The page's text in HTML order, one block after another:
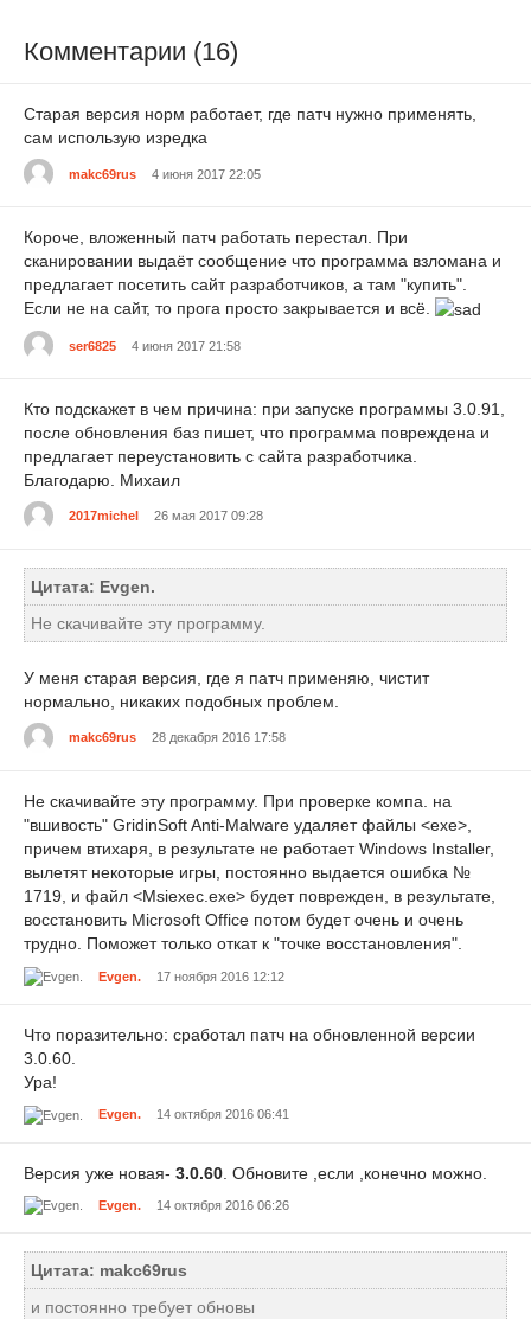
Комментарии (16)
Старая версия норм работает, где патч нужно применять,
сам использую изредка
makc69rus 4 июня 2017 22:05
Короче, вложенный патч работать перестал. При
сканировании выдаёт сообщение что программа взломана и
предлагает посетить сайт разработчиков, а там "купить".
Если не на сайт, то прога просто закрывается и всё.
ser6825 4 июня 2017 21:58
Кто подскажет в чем причина: при запуске программы 3.0.91,
после обновления баз пишет, что программа повреждена и
предлагает переустановить с сайта разработчика.
Благодарю. Михаил
2017michel 26 мая 2017 09:28
Цитата: Evgen.
Не скачивайте эту программу.
У меня старая версия, где я патч применяю, чистит
нормально, никаких подобных проблем.
makc69rus 28 декабря 2016 17:58
Не скачивайте эту программу. При проверке компа. на
"вшивость" GridinSoft Anti-Malware удаляет файлы <exe>,
причем втихаря, в результате не работает Windows Installer,
вылетят некоторые игры, постоянно выдается ошибка №
1719, и файл <Msiexec.exe> будет поврежден, в результате,
восстановить Microsoft Office потом будет очень и очень
трудно. Поможет только откат к "точке восстановления".
Evgen. 17 ноября 2016 12:12
Что поразительно: сработал патч на обновленной версии
3.0.60.
Ура!
Evgen. 14 октября 2016 06:41
Версия уже новая- 3.0.60 . Обновите ,если ,конечно можно.
Evgen. 14 октября 2016 06:26
Цитата: makc69rus
и постоянно требует обновы